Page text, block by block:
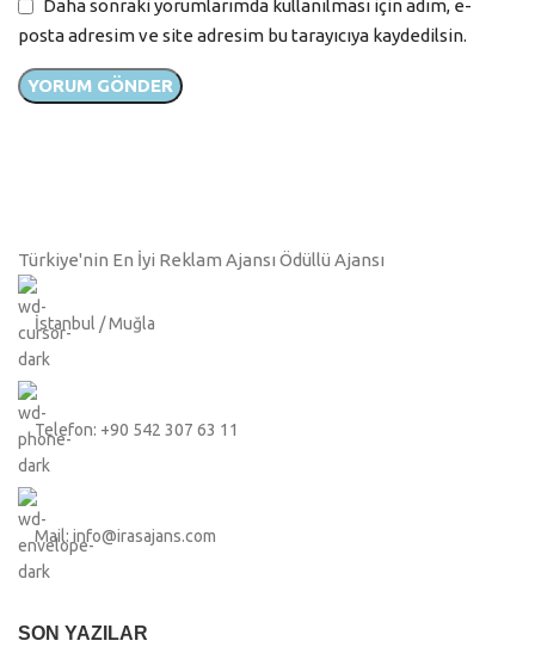
Daha sonraki yorumlarımda kullanılması için adım, e-
posta adresim ve site adresim bu tarayıcıya kaydedilsin.
Türkiye'nin En İyi Reklam Ajansı Ödüllü Ajansı
İstanbul / Muğla
Telefon: +90 542 307 63 11
Mail: info@irasajans.com
SON YAZILAR